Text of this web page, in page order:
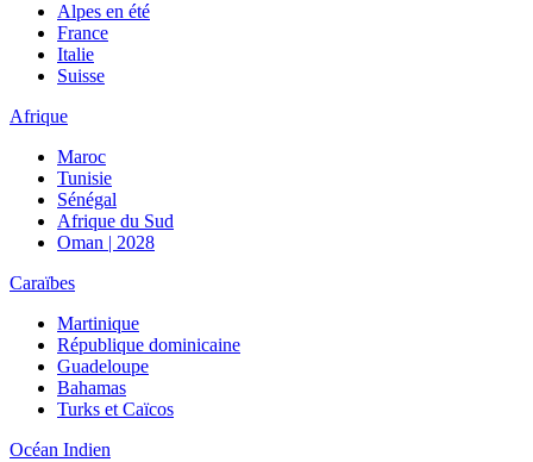
Alpes en été
France
Italie
Suisse
Afrique
Maroc
Tunisie
Sénégal
Afrique du Sud
Oman | 2028
Caraïbes
Martinique
République dominicaine
Guadeloupe
Bahamas
Turks et Caïcos
Océan Indien